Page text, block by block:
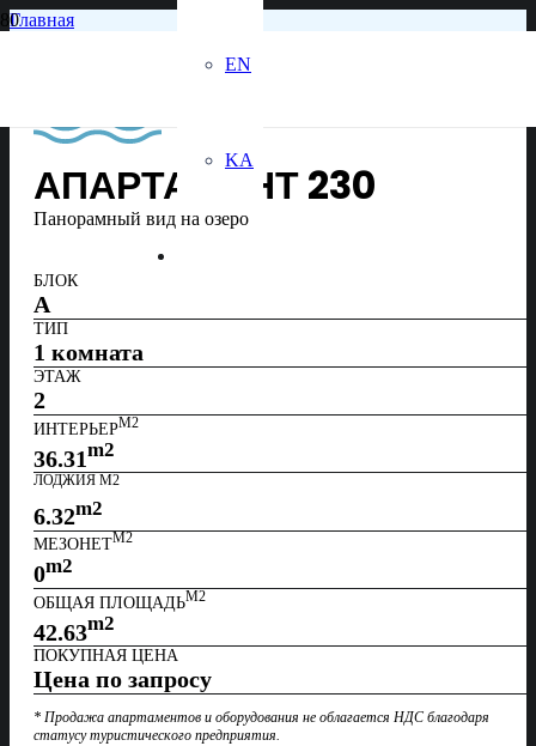
EN
KA
Главная
АПАРТАМЕНТ230
Панорамный вид на озеро
БЛОК
A
ТИП
1 комната
ЭТАЖ
2
ИНТЕРЬЕРМ2
36.31m2
ЛОДЖИЯ М2
6.32m2
МЕЗОНЕТМ2
0m2
ОБЩАЯ ПЛОЩАДЬМ2
42.63m2
ПОКУПНАЯ ЦЕНА
Цена по запросу
* Продажа апартаментов и оборудования не облагается НДС благодаря
статусу туристического предприятия.